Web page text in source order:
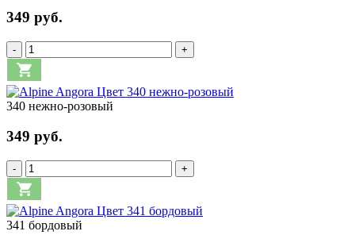
349 руб.
- +
340 нежно-розовый
349 руб.
- +
341 бордовый